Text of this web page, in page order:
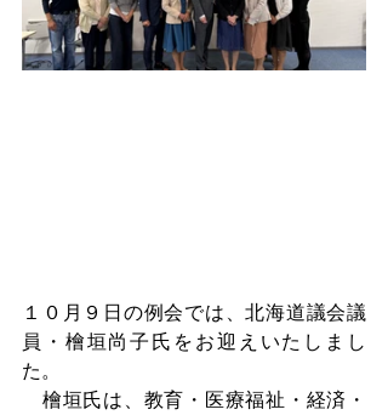
１０月９日の例会では、北海道議会議
員・檜垣尚子氏をお迎えいたしまし
た。
檜垣氏は、教育・医療福祉・経済・